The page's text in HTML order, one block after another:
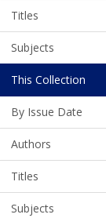
Titles
Subjects
This Collection
By Issue Date
Authors
Titles
Subjects